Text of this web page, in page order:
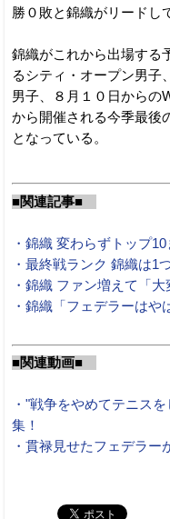
勝０敗と錦織がリードし
錦織がこれから出場する
るシティ・オープン男子
男子、８月１０日からの
から開催される今季最後
となっている。
■関連記事■
・錦織 変わらずトップ
・最終戦ランク 錦織は1
・錦織 ファン増えて「大
・錦織「フェデラーはや
■関連動画■
・"戦争をやめてテニス
集！
・貫禄見せたフェデラー